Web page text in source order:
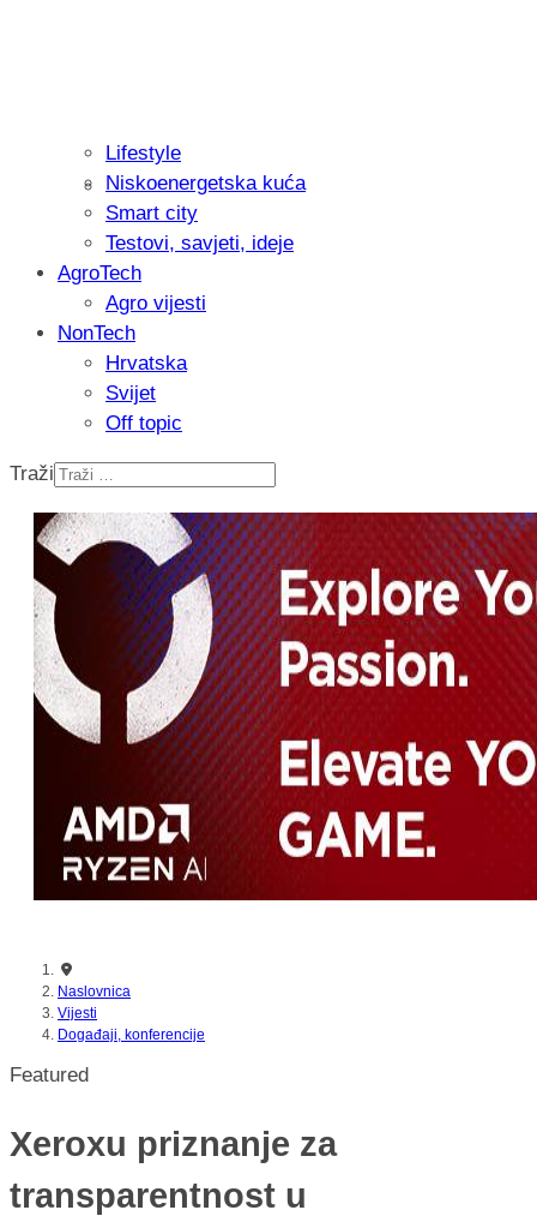
Isprobali smo: Thermostar
Recenzija: Einhell Professional CP-
nikada prije
Lifestyle
Niskoenergetska kuća
Smart city
Testovi, savjeti, ideje
AgroTech
Agro vijesti
NonTech
Hrvatska
Svijet
Off topic
Traži
Naslovnica
Vijesti
Događaji, konferencije
Featured
Xeroxu priznanje za
transparentnost u